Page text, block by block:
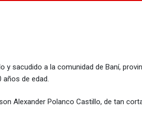
sacudido a la comunidad de Baní,
de edad.
Alexander Polanco Castillo, de tan